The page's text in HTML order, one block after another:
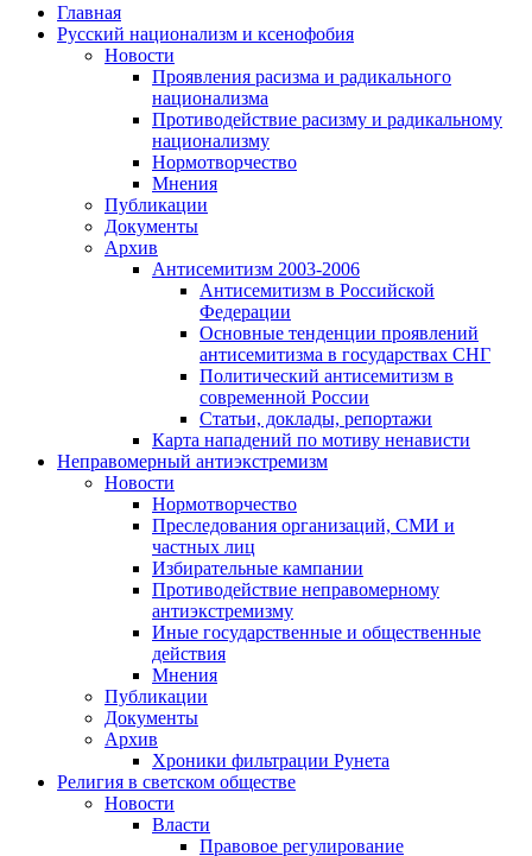
Главная
Русский национализм и ксенофобия
Новости
Проявления расизма и радикального
национализма
Противодействие расизму и радикальному
национализму
Нормотворчество
Мнения
Публикации
Документы
Архив
Антисемитизм 2003-2006
Антисемитизм в Российской
Федерации
Основные тенденции проявлений
антисемитизма в государствах СНГ
Политический антисемитизм в
современной России
Статьи, доклады, репортажи
Карта нападений по мотиву ненависти
Неправомерный антиэкстремизм
Новости
Нормотворчество
Преследования организаций, СМИ и
частных лиц
Избирательные кампании
Противодействие неправомерному
антиэкстремизму
Иные государственные и общественные
действия
Мнения
Публикации
Документы
Архив
Хроники фильтрации Рунета
Религия в светском обществе
Новости
Власти
Правовое регулирование